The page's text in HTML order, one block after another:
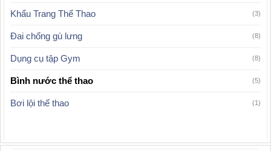
Khẩu Trang Thể Thao (3)
Đai chống gù lưng (8)
Dụng cụ tập Gym (8)
Bình nước thể thao (5)
Bơi lội thể thao (1)